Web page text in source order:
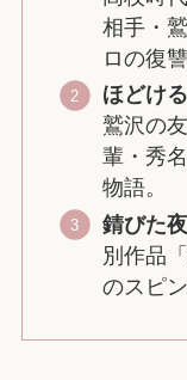
相手・
ロの復讐
ほどけ
鷲沢の
輩・秀
物語。
錆びた
別作品
のスピ